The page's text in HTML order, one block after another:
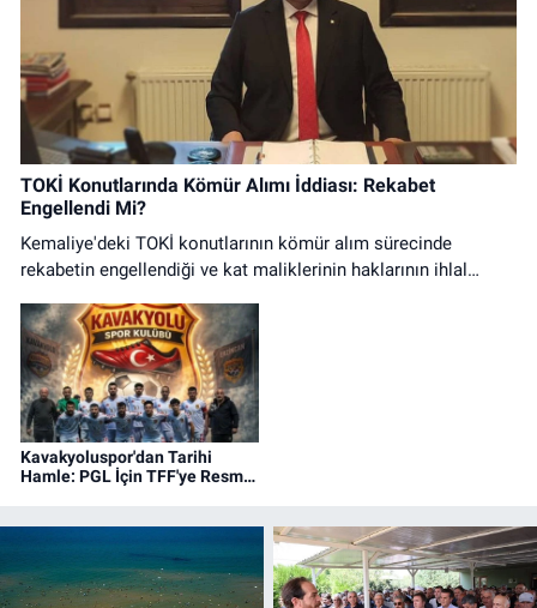
TOKİ Konutlarında Kömür Alımı İddiası: Rekabet
Engellendi Mi?
Kemaliye'deki TOKİ konutlarının kömür alım sürecinde
rekabetin engellendiği ve kat maliklerinin haklarının ihlal
Kavakyoluspor'dan Tarihi
Hamle: PGL İçin TFF'ye Resmi